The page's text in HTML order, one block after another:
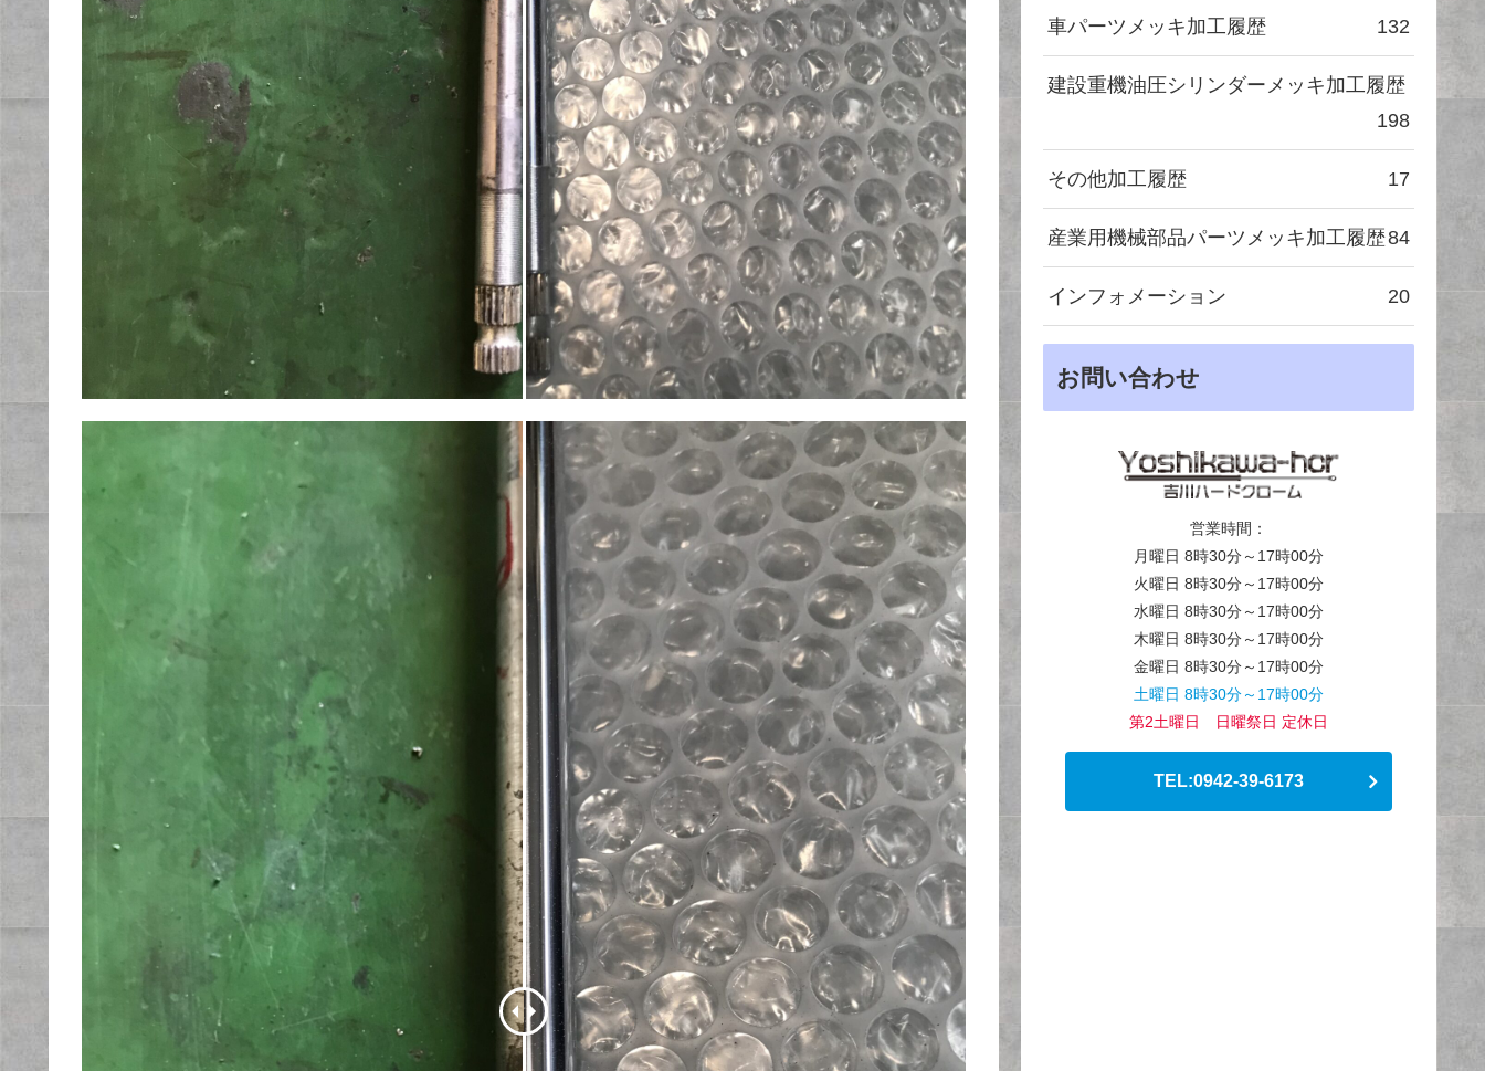
車パーツメッキ加工履歴 132
建設重機油圧シリンダーメッキ加工履歴
198
その他加工履歴 17
産業用機械部品パーツメッキ加工履歴84
インフォメーション 20
お問い合わせ
営業時間：
月曜日 8時30分～17時00分
火曜日 8時30分～17時00分
水曜日 8時30分～17時00分
木曜日 8時30分～17時00分
金曜日 8時30分～17時00分
土曜日 8時30分～17時00分
第2土曜日 日曜祭日 定休日
TEL:0942-39-6173